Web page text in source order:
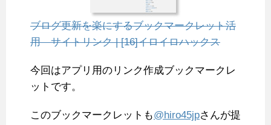
ブログ更新を楽にするブックマークレット活
用 サイトリンク | [16]イロイロハックス
今回はアプリ用のリンク作成ブックマークレ
ットです。
このブックマークレットも@hiro45jpさんが提